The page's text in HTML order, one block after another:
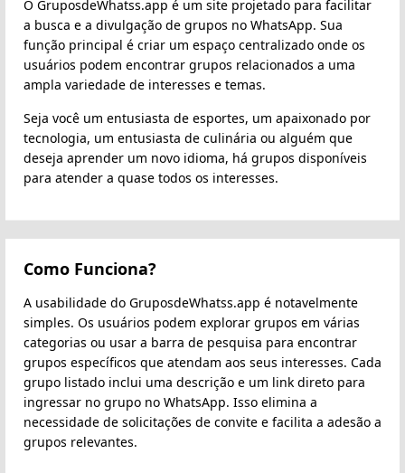
O GruposdeWhatss.app é um site projetado para facilitar
a busca e a divulgação de grupos no WhatsApp. Sua
função principal é criar um espaço centralizado onde os
usuários podem encontrar grupos relacionados a uma
ampla variedade de interesses e temas.
Seja você um entusiasta de esportes, um apaixonado por
tecnologia, um entusiasta de culinária ou alguém que
deseja aprender um novo idioma, há grupos disponíveis
para atender a quase todos os interesses.
Como Funciona?
A usabilidade do GruposdeWhatss.app é notavelmente
simples. Os usuários podem explorar grupos em várias
categorias ou usar a barra de pesquisa para encontrar
grupos específicos que atendam aos seus interesses. Cada
grupo listado inclui uma descrição e um link direto para
ingressar no grupo no WhatsApp. Isso elimina a
necessidade de solicitações de convite e facilita a adesão a
grupos relevantes.